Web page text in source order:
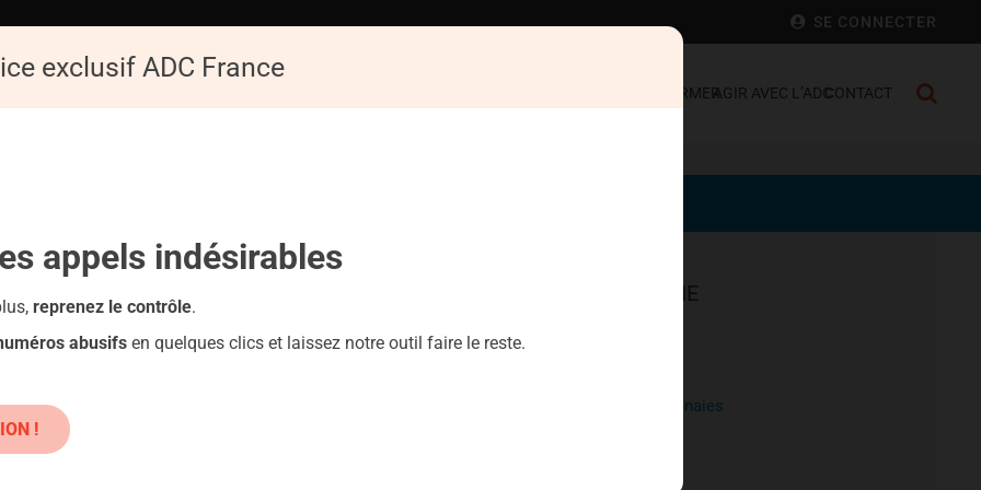
SE CONNECTER
S’INFORMERAGIR AVEC L’ADCCONTACT
: Danger !
EPARGNE
Cryptomonnaies
exclusif ADC France
appels indésirables
reprenez le contrôle.
abusifs en quelques clics et laissez notre outil faire le reste.
!